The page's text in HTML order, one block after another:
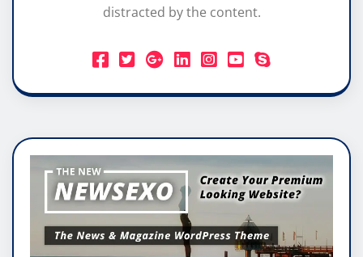
distracted by the content.